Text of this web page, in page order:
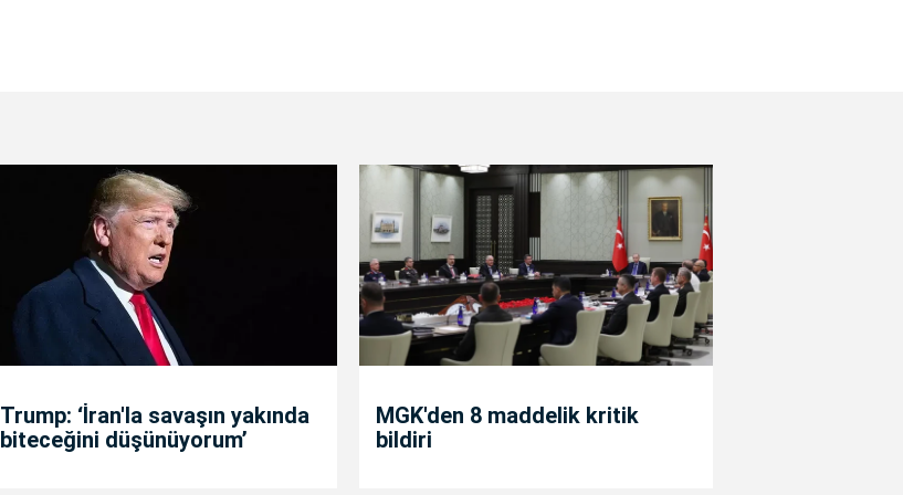
Trump: ‘İran'la savaşın yakında
biteceğini düşünüyorum’
MGK'den 8 maddelik kritik
bildiri